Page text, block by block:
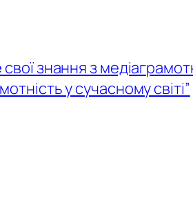
знання з
у сучасному світі”